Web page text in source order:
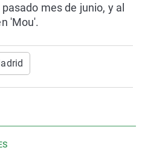
mes de junio, y al
'Mou'.